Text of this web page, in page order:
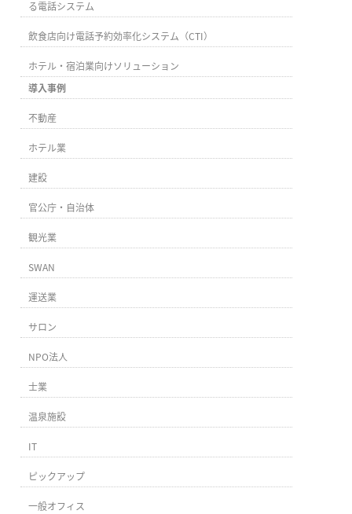
る電話システム
飲食店向け電話予約効率化システム（CTI）
ホテル・宿泊業向けソリューション
導入事例
不動産
ホテル業
建設
官公庁・自治体
観光業
SWAN
運送業
サロン
NPO法人
士業
温泉施設
IT
ピックアップ
一般オフィス